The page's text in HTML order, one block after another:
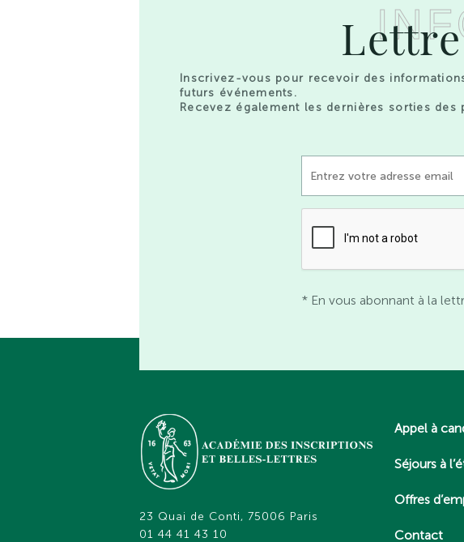
Inscrivez-vous pour recevoir des
futurs événements.
Recevez également les dernières sorties
* En vous abonnant à la
23 Quai de Conti, 75006 Paris
01 44 41 43 10
Appel à
Séjours à
Offres
Contact